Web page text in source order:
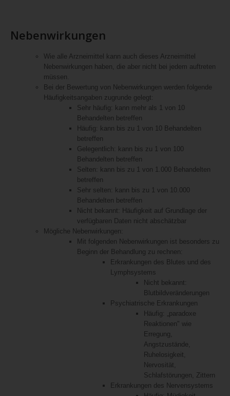
Nebenwirkungen
Wie alle Arzneimittel kann auch dieses Arzneimittel
Nebenwirkungen haben, die aber nicht bei jedem auftreten
müssen.
Bei der Bewertung von Nebenwirkungen werden folgende
Häufigkeitsangaben zugrunde gelegt:
Sehr häufig: kann mehr als 1 von 10
Behandelten betreffen
Häufig: kann bis zu 1 von 10 Behandelten
betreffen
Gelegentlich: kann bis zu 1 von 100
Behandelten betreffen
Selten: kann bis zu 1 von 1.000 Behandelten
betreffen
Sehr selten: kann bis zu 1 von 10.000
Behandelten betreffen
Nicht bekannt: Häufigkeit auf Grundlage der
verfügbaren Daten nicht abschätzbar
Mögliche Nebenwirkungen:
Mit folgenden Nebenwirkungen ist besonders zu
Beginn der Behandlung zu rechnen:
Erkrankungen des Blutes und des
Lymphsystems
Nicht bekannt:
Blutbildveränderungen
Psychiatrische Erkrankungen
Häufig: „paradoxe
Reaktionen" wie
Erregung,
Angstzustände,
Ruhelosigkeit,
Nervosität,
Schlafstörungen, Zittern
Erkrankungen des Nervensystems